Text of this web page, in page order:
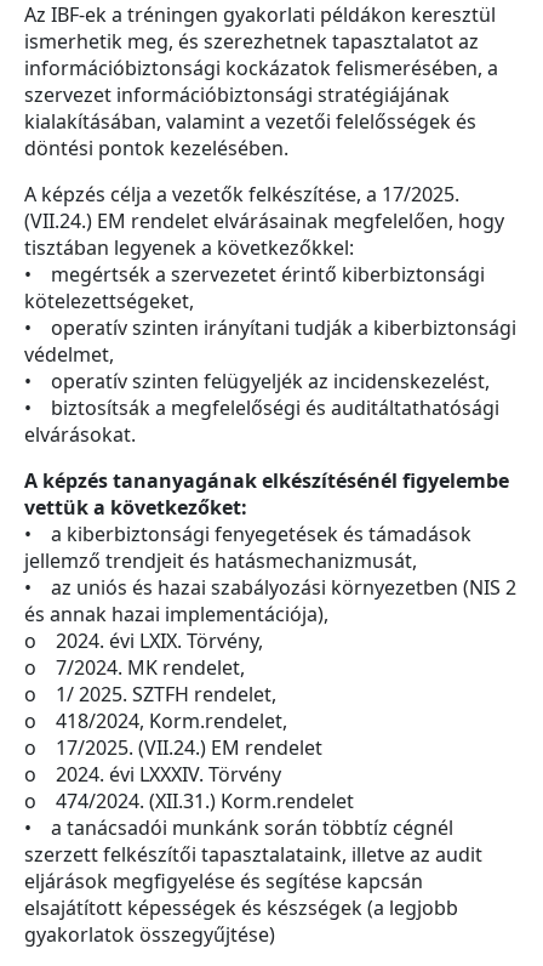
Az IBF-ek a tréningen gyakorlati példákon keresztül
ismerhetik meg, és szerezhetnek tapasztalatot az
információbiztonsági kockázatok felismerésében, a
szervezet információbiztonsági stratégiájának
kialakításában, valamint a vezetői felelősségek és
döntési pontok kezelésében.
A képzés célja a vezetők felkészítése, a 17/2025.
(VII.24.) EM rendelet elvárásainak megfelelően, hogy
tisztában legyenek a következőkkel:
• megértsék a szervezetet érintő kiberbiztonsági
kötelezettségeket,
• operatív szinten irányítani tudják a kiberbiztonsági
védelmet,
• operatív szinten felügyeljék az incidenskezelést,
• biztosítsák a megfelelőségi és auditáltathatósági
elvárásokat.
A képzés tananyagának elkészítésénél figyelembe
vettük a következőket:
• a kiberbiztonsági fenyegetések és támadások
jellemző trendjeit és hatásmechanizmusát,
• az uniós és hazai szabályozási környezetben (NIS 2
és annak hazai implementációja),
o 2024. évi LXIX. Törvény,
o 7/2024. MK rendelet,
o 1/ 2025. SZTFH rendelet,
o 418/2024, Korm.rendelet,
o 17/2025. (VII.24.) EM rendelet
o 2024. évi LXXXIV. Törvény
o 474/2024. (XII.31.) Korm.rendelet
• a tanácsadói munkánk során többtíz cégnél
szerzett felkészítői tapasztalataink, illetve az audit
eljárások megfigyelése és segítése kapcsán
elsajátított képességek és készségek (a legjobb
gyakorlatok összegyűjtése)